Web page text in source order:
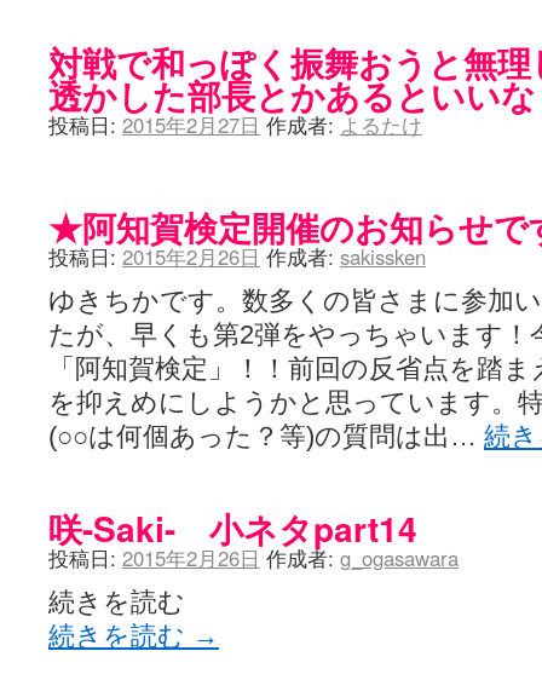
対戦で和っぽく振舞おうと無
透かした部長とかあるといいな
投稿日: 2015年2月27日 作成者: よるたけ
★阿知賀検定開催のお知らせ
投稿日: 2015年2月26日 作成者: sakissken
ゆきちかです。数多くの皆さまに参加
たが、早くも第2弾をやっちゃいます
「阿知賀検定」！！前回の反省点を踏
を抑えめにしようかと思っています。
(○○は何個あった？等)の質問は出… 続
咲-Saki- 小ネタpart14
投稿日: 2015年2月26日 作成者: g_ogasawara
続きを読む
続きを読む →